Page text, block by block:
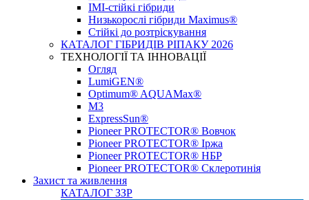
IMI-стійкі гібриди
Низькорослі гібриди Maximus®
Стійкі до розтріскування
КАТАЛОГ ГІБРИДІВ РІПАКУ 2026
ТЕХНОЛОГІЇ ТА ІННОВАЦІЇ
Огляд
LumiGEN®
Optimum® AQUAMax®
М3
ExpressSun®
Pioneer PROTECTOR® Вовчок
Pioneer PROTECTOR® Іржа
Pioneer PROTECTOR® НБР
Pioneer PROTECTOR® Склеротинія
Захист та живлення
КАТАЛОГ ЗЗР